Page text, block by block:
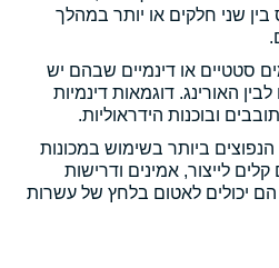
שני חלקים או יותר במהלך
סטטיים או דינמיים שבהם יש
האורינג. דוגמאות דינמיות
ובוכנות הידראוליות.
ביותר בשימוש במכונות
לייצור, אמינים ודרישות
יכולים לאטום בלחץ של עשרות